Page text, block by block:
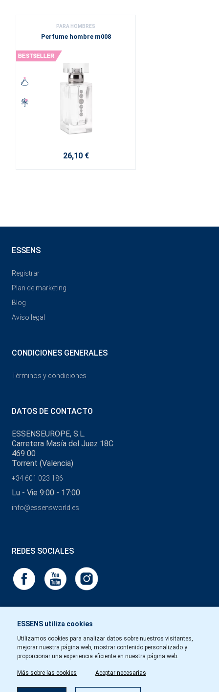
PARA HOMBRES
Perfume hombre m008
26,10 €
ESSENS utiliza cookies
Utilizamos cookies para analizar datos sobre nuestros visitantes,
mejorar nuestra página web, mostrar contenido personalizado y
proporcionar una experiencia eficiente en nuestra página web.
Más sobre las cookies Aceptar necesarias
ESSENS
Registrar
Plan de marketing
Blog
Aviso legal
CONDICIONES GENERALES
Términos y condiciones
DATOS DE CONTACTO
ESSENSEUROPE, S.L.
Carretera Masía del Juez 18C
469 00
Torrent (Valencia)
+34 601 023 186
Lu - Vie 9:00 - 17:00
info@essensworld.es
REDES SOCIALES